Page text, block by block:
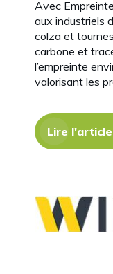
Avec
aux industriels
colza et
carbone et
l’empreinte
valorisant les
Lire l'article